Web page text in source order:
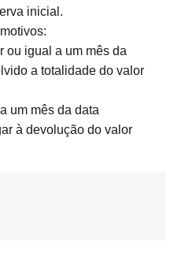
inicial.
ou igual a um mês da
a totalidade do valor
um mês da data
à devolução do valor